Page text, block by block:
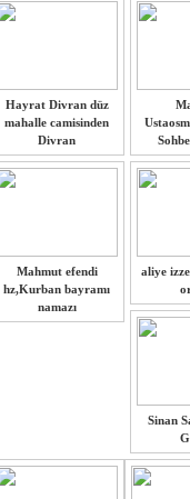
Hayrat Divran düz
mahalle camisinden
Divran
Mahmut efendi
hz,Kurban bayramı
namazı
aliye
Sinan